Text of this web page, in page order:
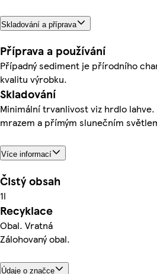
Skladování a příprava
Příprava a používání
Případný sediment je přírodního
kvalitu výrobku.
Skladování
Minimální trvanlivost viz hrdlo
mrazem a přímým slunečním
Více informací
Čistý obsah
1l
Recyklace
Obal. Vratná
Zálohovaný obal.
Údaje o značce